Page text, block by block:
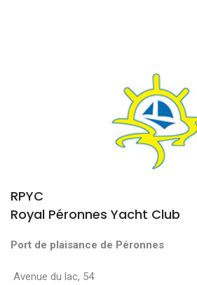
RPYC
Royal Péronnes Yacht Club
Port de plaisance de Péronnes
Avenue du lac,